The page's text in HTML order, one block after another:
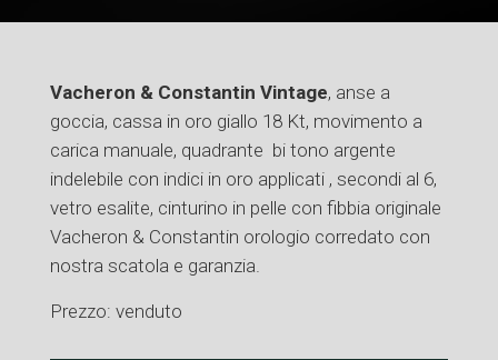
Vacheron & Constantin Vintage, anse a
goccia, cassa in oro giallo 18 Kt, movimento a
carica manuale, quadrante bi tono argente
indelebile con indici in oro applicati , secondi al 6,
vetro esalite, cinturino in pelle con fibbia originale
Vacheron & Constantin orologio corredato con
nostra scatola e garanzia.
Prezzo: venduto